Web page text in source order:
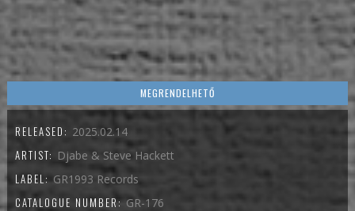
MEGRENDELHETŐ
RELEASED: 2025.02.14
ARTIST: Djabe & Steve Hackett
LABEL: GR1993 Records
CATALOGUE NUMBER: GR-176